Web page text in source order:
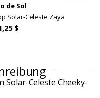
de Sol
Solar-Celeste Zaya
$
Celeste Cheeky-